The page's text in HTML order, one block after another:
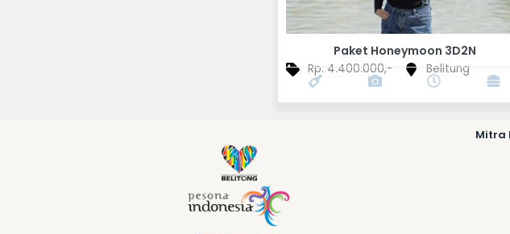
Paket Honeymoon 3D2N
Rp. 4.400.000,- Belitung
Mitra